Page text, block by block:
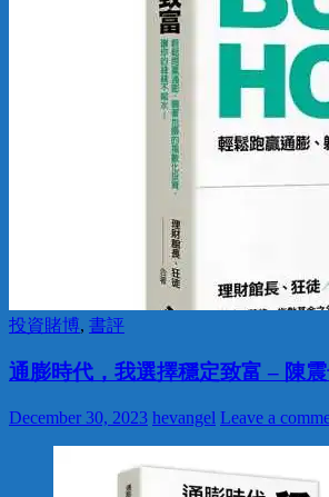
投資賭博, 書評
通膨時代，我選擇穩定致富 – 陳
December 30, 2023 hevangel Leave a